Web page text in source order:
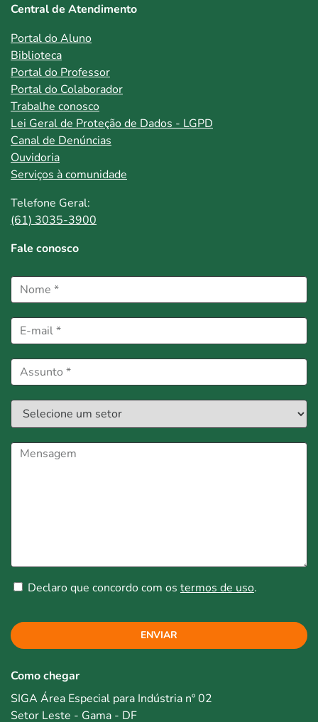
Central de Atendimento
Portal do Aluno
Biblioteca
Portal do Professor
Portal do Colaborador
Trabalhe conosco
Lei Geral de Proteção de Dados - LGPD
Canal de Denúncias
Ouvidoria
Serviços à comunidade
Telefone Geral:
(61) 3035-3900
Fale conosco
Declaro que concordo com os termos de uso.
ENVIAR
Como chegar
SIGA Área Especial para Indústria nº 02
Setor Leste - Gama - DF